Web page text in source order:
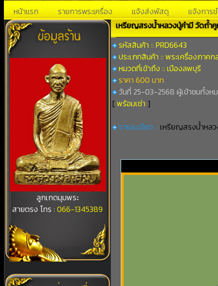
หน้าแรก รายการพระเครื่อง แจ้งส่งพัสดุ แจ้งการช
ลูกเกดมุมพระ
สายตรง โทร :066-1345389
เหรียญสรงน้ำหลวงปู่คำมี วัดถ้ำคู
รหัสสินค้า :: PRD6643
ประเภทสินค้า :: พระเครื่องภาคก
หมวดที่เข้าถึง :: เมืองลพบุรี
ราคา 600 บาท
วันที่ 25-03-2568 ผู้เข้าชมทั้งห
[พร้อมเช่า ]
รายละเอียด :: เหรียญสรงน้ำหลว